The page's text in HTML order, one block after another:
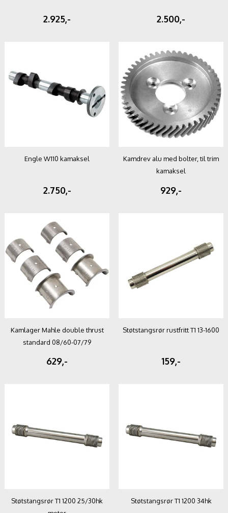
2.925,- 2.500,-
Engle W110 kamaksel
2.750,-
Kamdrev alu med bolter, til trim
kamaksel
929,-
Kamlager Mahle double thrust
standard 08/60-07/79
629,-
Støtstangsrør rustfritt T1 13-1600
159,-
Støtstangsrør T1 1200 25/30hk
Støtstangsrør T1 1200 34hk